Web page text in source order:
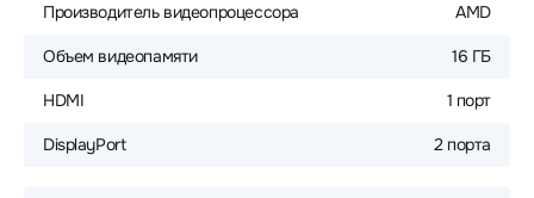
Производитель видеопроцессора AMD
Объем видеопамяти 16 ГБ
HDMI 1 порт
DisplayPort 2 порта